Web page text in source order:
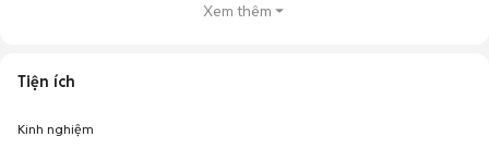
Xem thêm
Tiện ích
Kinh nghiệm